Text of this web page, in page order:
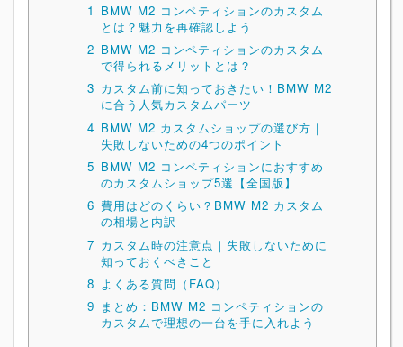
1 BMW M2 コンペティションのカスタム
とは？魅力を再確認しよう
2 BMW M2 コンペティションのカスタム
で得られるメリットとは？
3 カスタム前に知っておきたい！BMW M2
に合う人気カスタムパーツ
4 BMW M2 カスタムショップの選び方｜
失敗しないための4つのポイント
5 BMW M2 コンペティションにおすすめ
のカスタムショップ5選【全国版】
6 費用はどのくらい？BMW M2 カスタム
の相場と内訳
7 カスタム時の注意点｜失敗しないために
知っておくべきこと
8 よくある質問（FAQ）
9 まとめ：BMW M2 コンペティションの
カスタムで理想の一台を手に入れよう